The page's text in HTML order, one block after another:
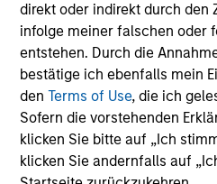
direkt oder indirekt durch
infolge meiner falschen oder
entstehen. Durch die
bestätige ich ebenfalls mein
denTerms of Use, die ich
Sofern die vorstehenden
klicken Sie bitte auf „Ich
klicken Sie andernfalls auf
Der Einsatz von Fremdkapital
eine relativ kleine Bewegung
unverhältnismäßig großen
als auch im positiven Sinne, im
damit auch im Wert des Fonds
Die auf dieser Webseite
sich auf mehrere Teilfonds der
Management Funds-Reihe.
alle Teilfonds in allen Ländern